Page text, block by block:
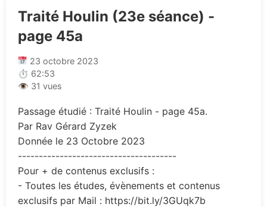
Traité Houlin (23e séance) -
page 45a
23 octobre 2023
⏱ 62:53
👁 31 vues
Passage étudié : Traité Houlin - page 45a.
Par Rav Gérard Zyzek
Donnée le 23 Octobre 2023
--------------------------------------
Pour + de contenus exclusifs :
- Toutes les études, évènements et contenus
exclusifs par Mail : https://bit.ly/3GUqk7b